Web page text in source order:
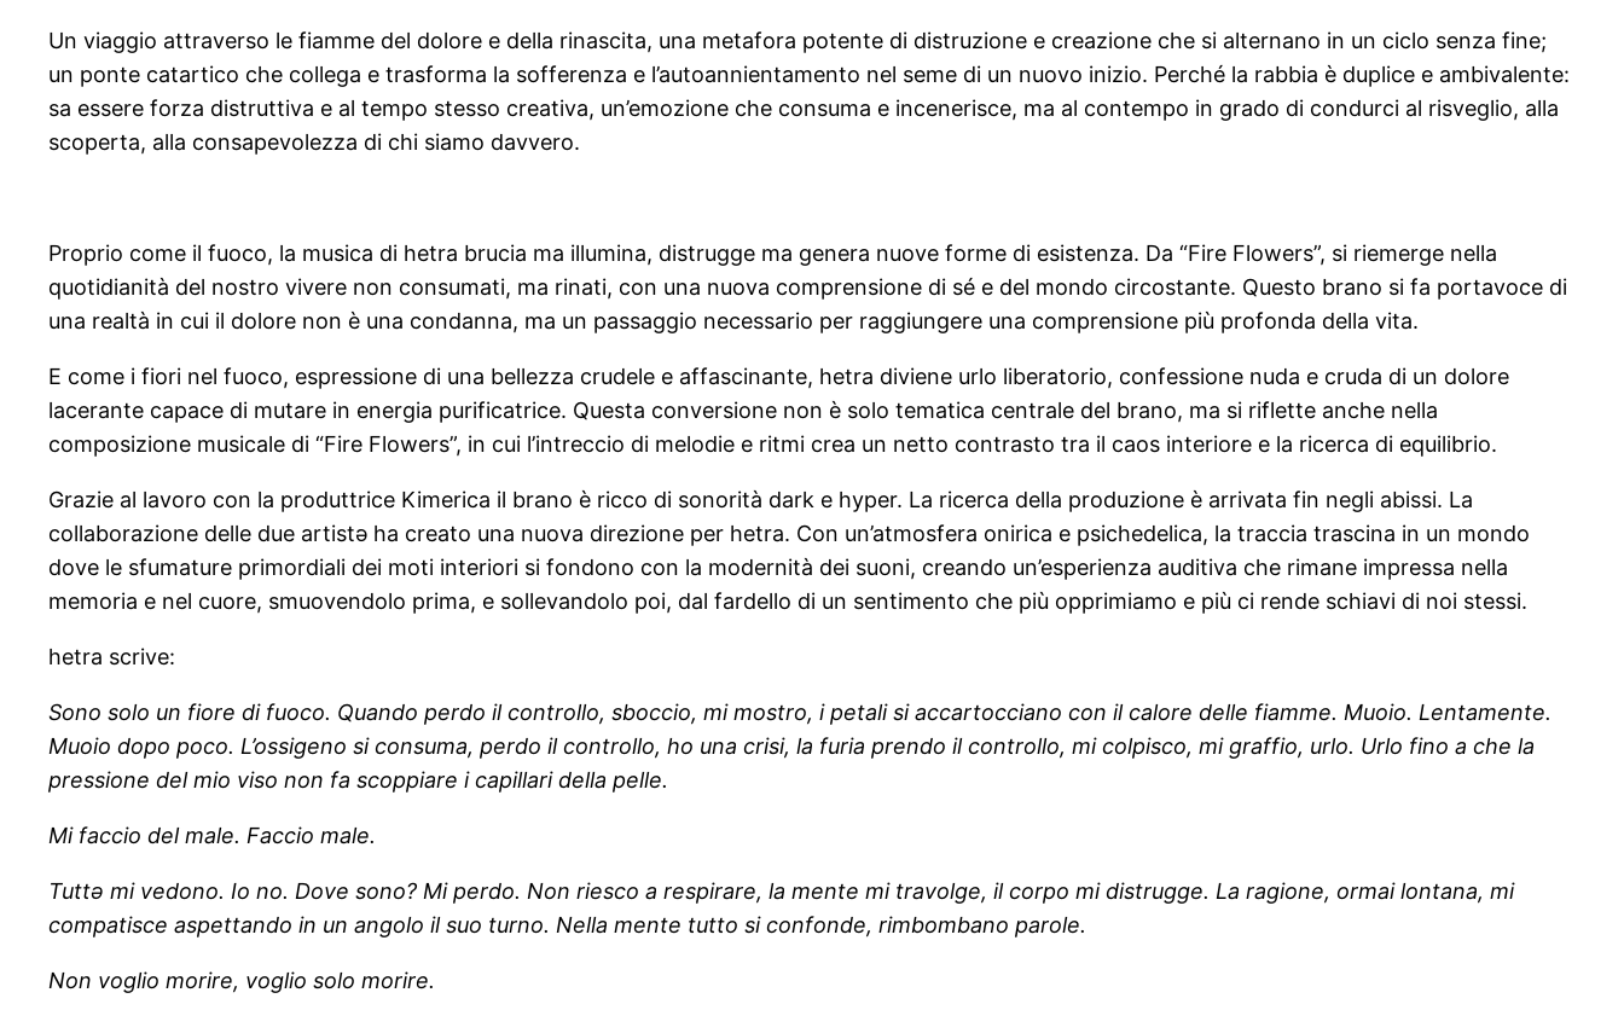
Un viaggio attraverso le fiamme del dolore e della rinascita, una metafora potente di distruzione e creazione che si alternano in un ciclo senza fine;
un ponte catartico che collega e trasforma la sofferenza e l’autoannientamento nel seme di un nuovo inizio. Perché la rabbia è duplice e ambivalente:
sa essere forza distruttiva e al tempo stesso creativa, un’emozione che consuma e incenerisce, ma al contempo in grado di condurci al risveglio, alla
scoperta, alla consapevolezza di chi siamo davvero.
Proprio come il fuoco, la musica di hetra brucia ma illumina, distrugge ma genera nuove forme di esistenza. Da “Fire Flowers”, si riemerge nella
quotidianità del nostro vivere non consumati, ma rinati, con una nuova comprensione di sé e del mondo circostante. Questo brano si fa portavoce di
una realtà in cui il dolore non è una condanna, ma un passaggio necessario per raggiungere una comprensione più profonda della vita.
E come i fiori nel fuoco, espressione di una bellezza crudele e affascinante, hetra diviene urlo liberatorio, confessione nuda e cruda di un dolore
lacerante capace di mutare in energia purificatrice. Questa conversione non è solo tematica centrale del brano, ma si riflette anche nella
composizione musicale di “Fire Flowers”, in cui l’intreccio di melodie e ritmi crea un netto contrasto tra il caos interiore e la ricerca di equilibrio.
Grazie al lavoro con la produttrice Kimerica il brano è ricco di sonorità dark e hyper. La ricerca della produzione è arrivata fin negli abissi. La
collaborazione delle due artistə ha creato una nuova direzione per hetra. Con un’atmosfera onirica e psichedelica, la traccia trascina in un mondo
dove le sfumature primordiali dei moti interiori si fondono con la modernità dei suoni, creando un’esperienza auditiva che rimane impressa nella
memoria e nel cuore, smuovendolo prima, e sollevandolo poi, dal fardello di un sentimento che più opprimiamo e più ci rende schiavi di noi stessi.
hetra scrive:
Sono solo un fiore di fuoco. Quando perdo il controllo, sboccio, mi mostro, i petali si accartocciano con il calore delle fiamme. Muoio. Lentamente.
Muoio dopo poco. L’ossigeno si consuma, perdo il controllo, ho una crisi, la furia prendo il controllo, mi colpisco, mi graffio, urlo. Urlo fino a che la
pressione del mio viso non fa scoppiare i capillari della pelle.
Mi faccio del male. Faccio male.
Tuttə mi vedono. Io no. Dove sono? Mi perdo. Non riesco a respirare, la mente mi travolge, il corpo mi distrugge. La ragione, ormai lontana, mi
compatisce aspettando in un angolo il suo turno. Nella mente tutto si confonde, rimbombano parole.
Non voglio morire, voglio solo morire.